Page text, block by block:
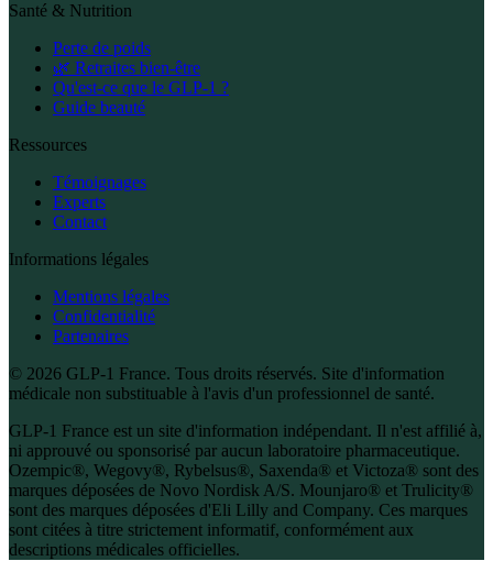
Santé & Nutrition
Perte de poids
🌿 Retraites bien-être
Qu'est-ce que le GLP-1 ?
Guide beauté
Ressources
Témoignages
Experts
Contact
Informations légales
Mentions légales
Confidentialité
Partenaires
© 2026 GLP-1 France. Tous droits réservés. Site d'information
médicale non substituable à l'avis d'un professionnel de santé.
GLP-1 France est un site d'information indépendant. Il n'est affilié à,
ni approuvé ou sponsorisé par aucun laboratoire pharmaceutique.
Ozempic®, Wegovy®, Rybelsus®, Saxenda® et Victoza® sont des
marques déposées de Novo Nordisk A/S. Mounjaro® et Trulicity®
sont des marques déposées d'Eli Lilly and Company. Ces marques
sont citées à titre strictement informatif, conformément aux
descriptions médicales officielles.